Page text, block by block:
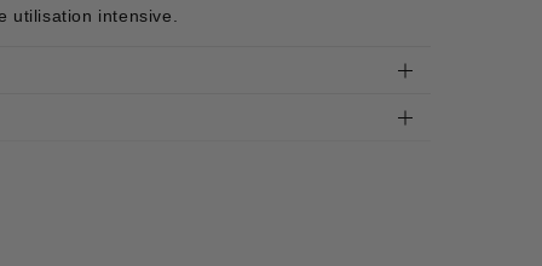
utilisation intensive.